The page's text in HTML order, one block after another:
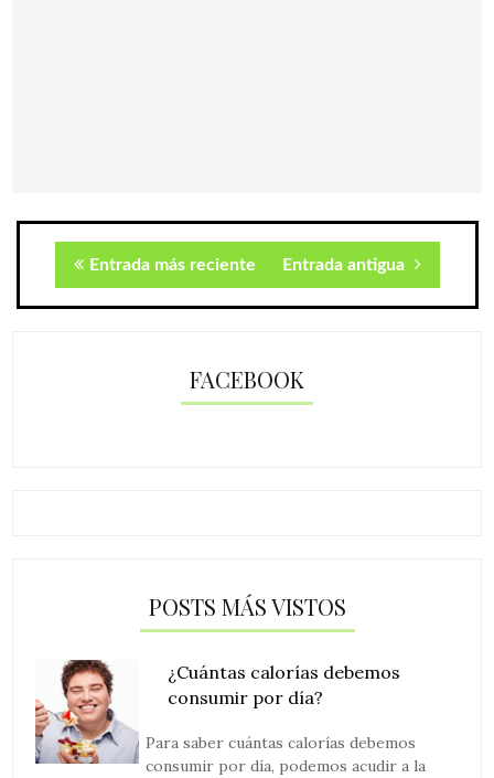
Entrada más reciente Entrada antigua
FACEBOOK
POSTS MÁS VISTOS
¿Cuántas calorías debemos
consumir por día?
Para saber cuántas calorías debemos
consumir por día, podemos acudir a la